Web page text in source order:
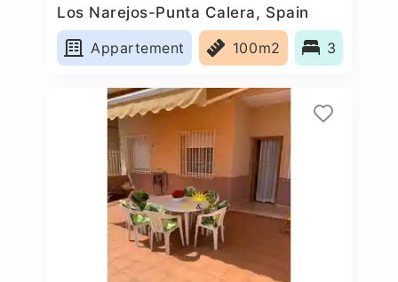
Los Narejos-Punta Calera, Spain
Appartement
100m2 3